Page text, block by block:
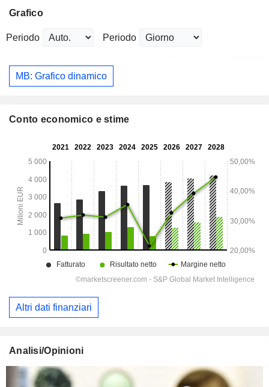
Grafico
Periodo Periodo
MB: Grafico dinamico
Conto economico e stime
Altri dati finanziari
Analisi/Opinioni